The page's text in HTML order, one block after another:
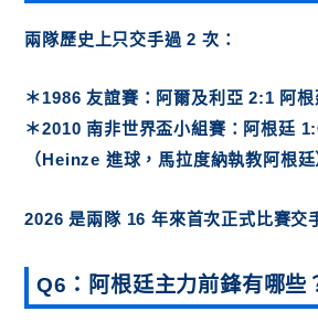
兩隊歷史上只交手過 2 次 ：
＊1986 友誼賽：阿爾及利亞 2:1 阿根
＊2010 南非世界盃小組賽：阿根廷
（Heinze 進球，馬拉度納執教阿根廷
2026 是兩隊 16 年來首次正式比賽交
Q6：阿根廷主力前鋒有哪些